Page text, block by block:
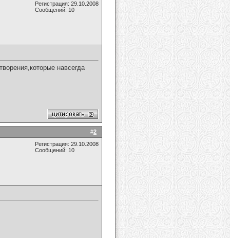
Регистрация: 29.10.2008
Сообщений: 10
навсегда
#2
Регистрация: 29.10.2008
Сообщений: 10